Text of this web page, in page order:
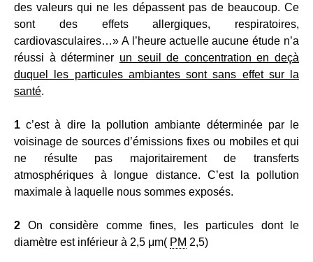
des valeurs qui ne les dépassent pas de beaucoup. Ce
sont des effets allergiques, respiratoires,
cardiovasculaires…» A l’heure actuelle aucune étude n’a
réussi à déterminer un seuil de concentration en deçà
duquel les particules ambiantes sont sans effet sur la
santé.
1 c’est à dire la pollution ambiante déterminée par le
voisinage de sources d’émissions fixes ou mobiles et qui
ne résulte pas majoritairement de transferts
atmosphériques à longue distance. C’est la pollution
maximale à laquelle nous sommes exposés.
2 On considère comme fines, les particules dont le
diamètre est inférieur à 2,5 μm( PM 2,5)